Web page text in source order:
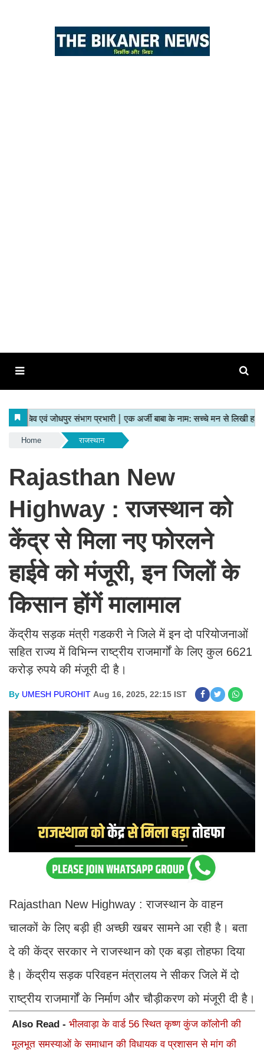
Home राजस्थान
Rajasthan New
Highway : राजस्थान को
केंद्र से मिला नए फोरलने
हाईवे को मंजूरी, इन जिलों के
किसान होंगें मालामाल
केंद्रीय सड़क मंत्री गडकरी ने जिले में इन दो परियोजनाओं
सहित राज्य में विभिन्न राष्ट्रीय राजमार्गों के लिए कुल 6621
करोड़ रुपये की मंजूरी दी है।
By UMESH PUROHIT Aug 16, 2025, 22:15 IST
Rajasthan New Highway : राजस्थान के वाहन
चालकों के लिए बड़ी ही अच्छी खबर सामने आ रही है। बता
दे की केंद्र सरकार ने राजस्थान को एक बड़ा तोहफा दिया
है। केंद्रीय सड़क परिवहन मंत्रालय ने सीकर जिले में दो
राष्ट्रीय राजमार्गों के निर्माण और चौड़ीकरण को मंजूरी दी है।
Also Read - भीलवाड़ा के वार्ड 56 स्थित कृष्ण कुंज कॉलोनी की
मूलभूत समस्याओं के समाधान की विधायक व प्रशासन से मांग की